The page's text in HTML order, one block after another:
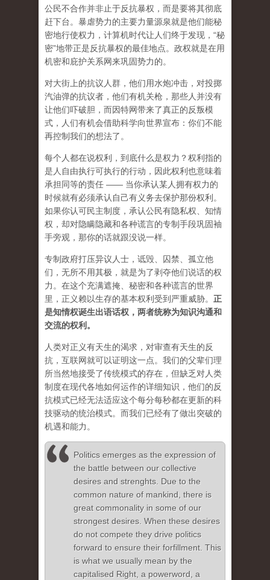
公民不合作并非止于反抗暴权，而是要将其彻底
赶下台。暴虐势力的主要力量源泉就是他们能秘
密地行使权力，计算机时代让人们终于发现，“秘
密”地带正是反抗暴权的最佳地点。政权就是在用
机密和庇护关系网来巩固势力的。
对大街上的抗议人群，他们用水炮冲击，对投掷
汽油弹的抗议者，他们有机关枪，那些人并没有
让他们吓破胆，而因特网带来了真正的反叛模
式，人们有机会借助科学向世界宣布：你们不能
再控制我们的想法了。
每个人都在说权利，到底什么是权力？权利指的
是人自由执行可执行的行动，因此权利也意味着
承担同等的责任 —— 当你承认某人拥有权力的
时候就有必须承认自己有义务去保护那份权利。
如果你认可民主制度，承认公民有隐私权、知情
权，却对隐瞒隐藏和各种谎言的专制手段巩固袖
手旁观，那你的话就跟没说一样。
专制政府打压异议人士，诋毁、囚禁、孤立他
们，无所不用其极，就是为了剥夺他们说话的权
力。在这个充满遮掩、秘密和各种谎言的世界
里，正义赖以生存的基本权利受到严重威胁。 正
是知情权诞生出语话权，两者统称为知识沟通和
交流的权利。
人类对正义有天生的渴求，对审查有天生的反
抗，互联网就可以证明这一点。我们的父辈们理
所当然地接受了传统模式的存在，但缺乏对人类
制度在现代各地如何运作的详细知识，他们的反
抗模式已经无法适应这个每分每秒都在更新的科
技驱动的统治模式。而我们已经有了做出突破的
机遇和能力。
Politics emerges as the expression of
the battle between our collective
desires and strenghts. Due to the
common nature of mankind, there is
great commonality in some of our
strongest desires. When these desires
do not compete they drive politics
forward to ensure their forfillment. This
is what we usually mean by the
capitalised Right, a powerword, a